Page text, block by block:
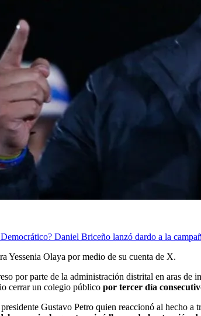
Daniel Briceño lanzó dardo a la
Yessenia Olaya por medio de su cuenta de X.
por parte de la administración distrital en aras
cerrar un colegio público por tercer día
Gustavo Petro quien reaccionó al hecho